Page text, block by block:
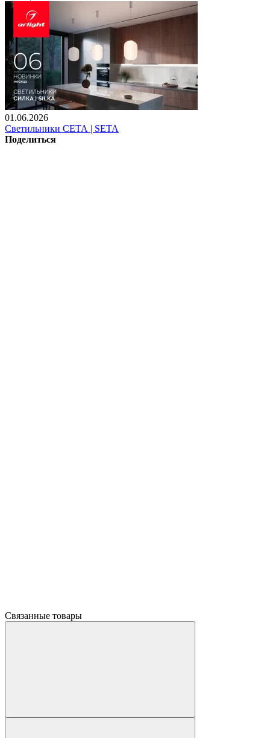
01.06.2026
Светильники СЕТА | SETA
Поделиться
Связанные товары